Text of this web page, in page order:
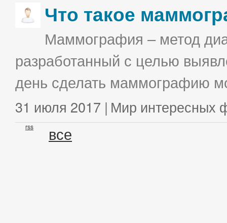
Что такое
Маммография – метод
разработанный с целью
день сделать маммографию
31 июля 2017 | Мир интересных
rss все